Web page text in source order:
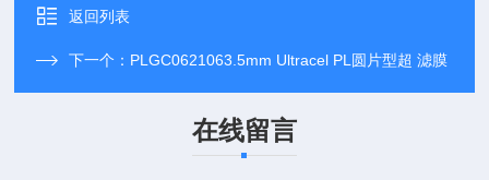
返回列表
下一个： PLGC0621063.5mm Ultracel PL圆片型超 滤膜
在线留言